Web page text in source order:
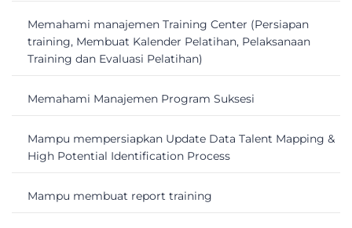
Memahami manajemen Training Center (Persiapan
training, Membuat Kalender Pelatihan, Pelaksanaan
Training dan Evaluasi Pelatihan)
Memahami Manajemen Program Suksesi
Mampu mempersiapkan Update Data Talent Mapping &
High Potential Identification Process
Mampu membuat report training